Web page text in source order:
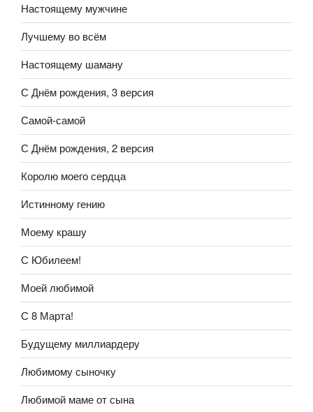
Настоящему мужчине
Лучшему во всём
Настоящему шаману
С Днём рождения, 3 версия
Самой-самой
С Днём рождения, 2 версия
Королю моего сердца
Истинному гению
Моему крашу
С Юбилеем!
Моей любимой
С 8 Марта!
Будущему миллиардеру
Любимому сыночку
Любимой маме от сына